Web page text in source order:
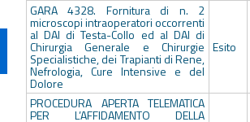
GARA 4328. Fornitura di n. 2
microscopi intraoperatori occorrenti
al DAI di Testa-Collo ed al DAI di
Chirurgia Generale e Chirurgie
Specialistiche, dei Trapianti di Rene,
Nefrologia, Cure Intensive e del
Dolore
Esito
PROCEDURA APERTA TELEMATICA
PER L’AFFIDAMENTO DELLA